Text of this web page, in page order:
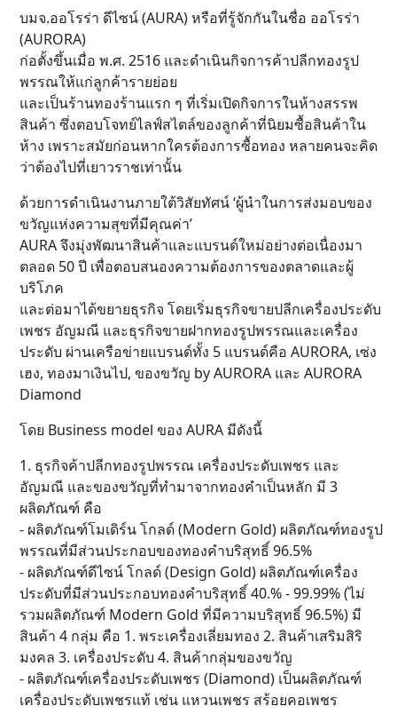
บมจ.ออโรร่า ดีไซน์ (AURA) หรือที่รู้จักกันในชื่อ ออโรร่า
(AURORA)
ก่อตั้งขึ้นเมื่อ พ.ศ. 2516 และดำเนินกิจการค้าปลีกทองรูป
พรรณให้แก่ลูกค้ารายย่อย
และเป็นร้านทองร้านแรก ๆ ที่เริ่มเปิดกิจการในห้างสรรพ
สินค้า ซึ่งตอบโจทย์ไลฟ์สไตล์ของลูกค้าที่นิยมซื้อสินค้าใน
ห้าง เพราะสมัยก่อนหากใครต้องการซื้อทอง หลายคนจะคิด
ว่าต้องไปที่เยาวราชเท่านั้น
ด้วยการดำเนินงานภายใต้วิสัยทัศน์ ‘ผู้นำในการส่งมอบของ
ขวัญแห่งความสุขที่มีคุณค่า’
AURA จึงมุ่งพัฒนาสินค้าและแบรนด์ใหม่อย่างต่อเนื่องมา
ตลอด 50 ปี เพื่อตอบสนองความต้องการของตลาดและผู้
บริโภค
และต่อมาได้ขยายธุรกิจ โดยเริ่มธุรกิจขายปลีกเครื่องประดับ
เพชร อัญมณี และธุรกิจขายฝากทองรูปพรรณและเครื่อง
ประดับ ผ่านเครือข่ายแบรนด์ทั้ง 5 แบรนด์คือ AURORA, เซ่ง
เฮง, ทองมาเงินไป, ของขวัญ by AURORA และ AURORA
Diamond
โดย Business model ของ AURA มีดังนี้
1. ธุรกิจค้าปลีกทองรูปพรรณ เครื่องประดับเพชร และ
อัญมณี และของขวัญที่ทำมาจากทองคำเป็นหลัก มี 3
ผลิตภัณฑ์ คือ
- ผลิตภัณฑ์โมเดิร์น โกลด์ (Modern Gold) ผลิตภัณฑ์ทองรูป
พรรณที่มีส่วนประกอบของทองคำบริสุทธิ์ 96.5%
- ผลิตภัณฑ์ดีไซน์ โกลด์ (Design Gold) ผลิตภัณฑ์เครื่อง
ประดับที่มีส่วนประกอบทองคำบริสุทธิ์ 40.% - 99.99% (ไม่
รวมผลิตภัณฑ์ Modern Gold ที่มีความบริสุทธิ์ 96.5%) มี
สินค้า 4 กลุ่ม คือ 1. พระเครื่องเลี่ยมทอง 2. สินค้าเสริมสิริ
มงคล 3. เครื่องประดับ 4. สินค้ากลุ่มของขวัญ
- ผลิตภัณฑ์เครื่องประดับเพชร (Diamond) เป็นผลิตภัณฑ์
เครื่องประดับเพชรแท้ เช่น แหวนเพชร สร้อยคอเพชร